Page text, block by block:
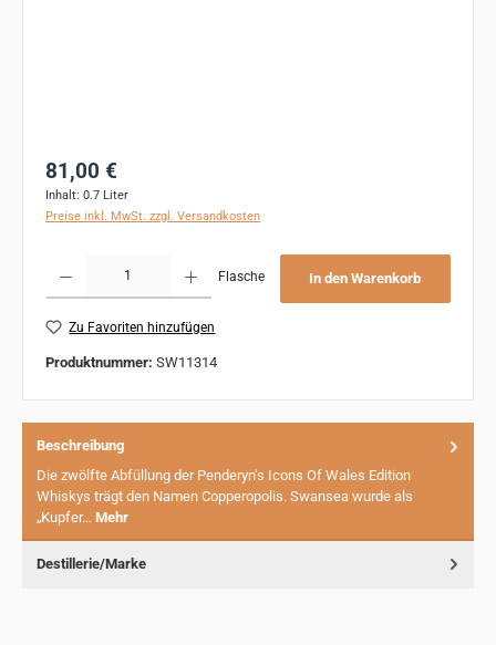
Regulärer Preis:
81,00 €
Inhalt: 0.7 Liter
Preise inkl. MwSt. zzgl. Versandkosten
Flasche In den Warenkorb
Zu Favoriten hinzufügen
Produktnummer: SW11314
Beschreibung
Die zwölfte Abfüllung der Penderyn's Icons Of Wales Edition
Whiskys trägt den Namen Copperopolis. Swansea wurde als
„Kupfer… Mehr
Destillerie/Marke